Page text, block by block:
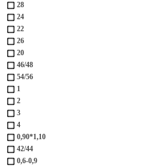
28
24
22
26
20
46/48
54/56
1
2
3
4
0,90*1,10
42/44
0,6-0,9